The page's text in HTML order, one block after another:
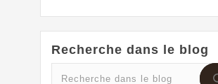
Recherche dans le blog